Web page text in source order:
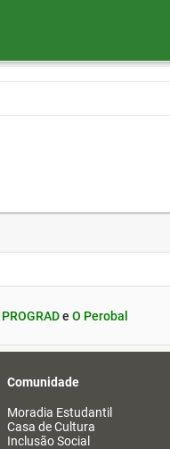
PROGRADe O Perobal
Comunidade
Moradia Estudantil
Casa de Cultura
Inclusão Social